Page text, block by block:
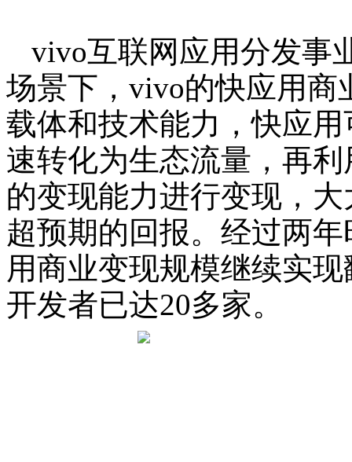
vivo互联网应用分发事
场景下，vivo的快应用商
载体和技术能力，快应
速转化为生态流量，再
的变现能力进行变现，
超预期的回报。经过两
用商业变现规模继续实
开发者已达20多家。